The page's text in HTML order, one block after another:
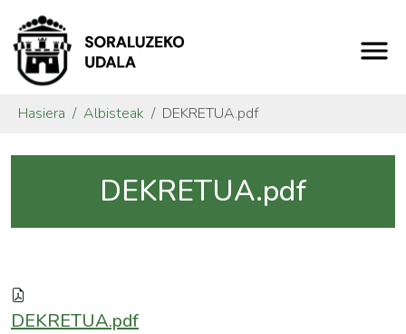
Hasiera Albisteak DEKRETUA.pdf
DEKRETUA.pdf
DEKRETUA.pdf